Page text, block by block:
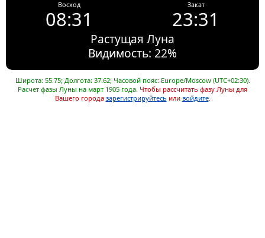
Восход
08:31
Закат
23:31
Растущая Луна
Видимость: 22%
Широта: 55.75; Долгота: 37.62; Часовой пояс: Europe/Moscow (UTC+02:30).
Расчет фазы Луны на март 1905 года. Чтобы рассчитать фазу Луны для
Вашего города зарегистрируйтесь или войдите.